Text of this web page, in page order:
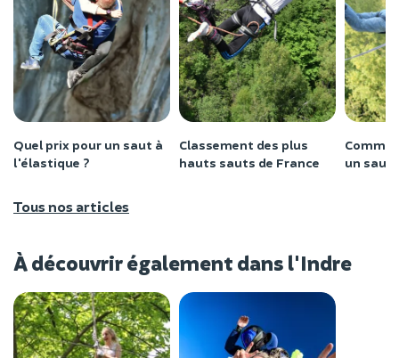
Quel prix pour un saut à
l'élastique ?
Classement des plus
hauts sauts de France
un saut
Tous nos articles
À découvrir également dans l'Indre